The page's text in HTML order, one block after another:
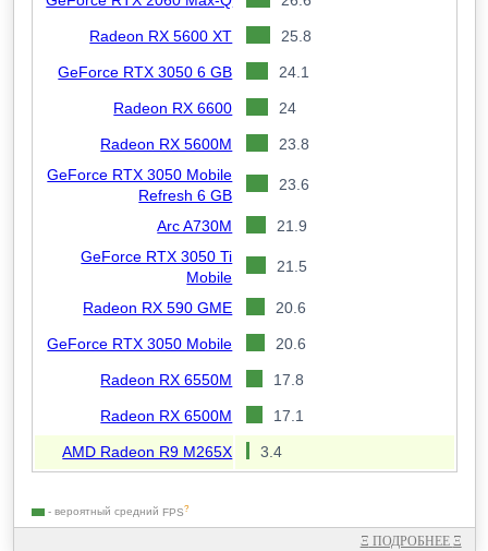
Radeon RX 5600 XT 25.8
GeForce RTX 3050 6 GB 24.1
Radeon RX 6600 24
Radeon RX 5600M
23.8
GeForce RTX 3050 Mobile
Refresh 6 GB
23.6
Arc A730M
21.9
GeForce RTX 3050 Ti
Mobile
21.5
Radeon RX 590 GME 20.6
GeForce RTX 3050 Mobile 20.6
Radeon RX 6550M 17.8
Radeon RX 6500M 17.1
AMD Radeon R9 M265X 3.4
- вероятный средний FPS?
Ξ ПОДРОБНЕЕ Ξ